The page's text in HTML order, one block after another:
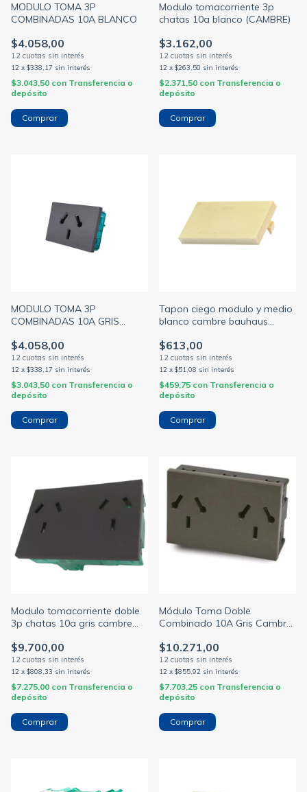
MODULO TOMA 3P
COMBINADAS 10A BLANCO
$4.058,00
12 x $338,17 sin interés
$3.043,50 con Transferencia o
depósito
Modulo tomacorriente 3p
chatas 10a blanco (CAMBRE)
$3.162,00
12 x $263,50 sin interés
$2.371,50 con Transferencia o
depósito
MODULO TOMA 3P
COMBINADAS 10A GRIS
$4.058,00
12 x $338,17 sin interés
$3.043,50 con Transferencia o
depósito
Tapon ciego modulo y medio
blanco cambre bauhaus
$613,00
12 x $51,08 sin interés
$459,75 con Transferencia o
depósito
Modulo tomacorriente doble
3p chatas 10a gris cambre
$9.700,00
12 x $808,33 sin interés
$7.275,00 con Transferencia o
depósito
Módulo Toma Doble
Combinado 10A Gris Cambre
$10.271,00
12 x $855,92 sin interés
$7.703,25 con Transferencia o
depósito